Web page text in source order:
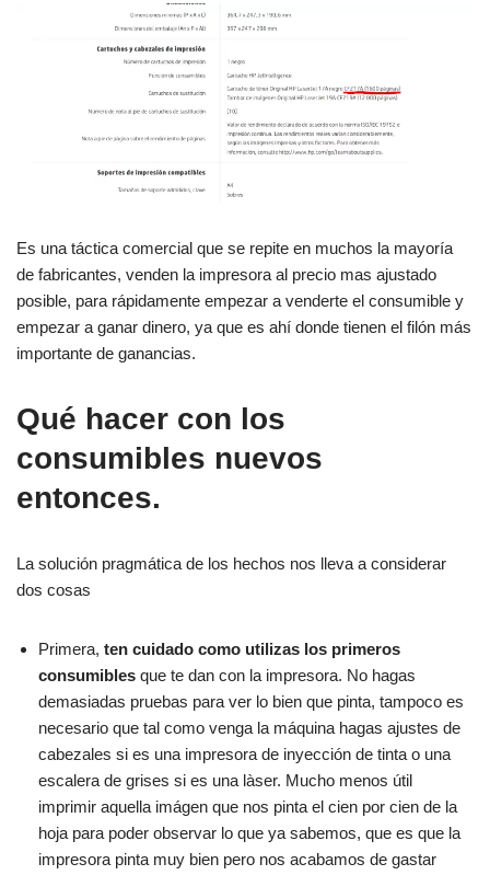
Es una táctica comercial que se repite en muchos la mayoría
de fabricantes, venden la impresora al precio mas ajustado
posible, para rápidamente empezar a venderte el consumible y
empezar a ganar dinero, ya que es ahí donde tienen el filón más
importante de ganancias.
Qué hacer con los
consumibles nuevos
entonces.
La solución pragmática de los hechos nos lleva a considerar
dos cosas
Primera, ten cuidado como utilizas los primeros
consumibles que te dan con la impresora. No hagas
demasiadas pruebas para ver lo bien que pinta, tampoco es
necesario que tal como venga la máquina hagas ajustes de
cabezales si es una impresora de inyección de tinta o una
escalera de grises si es una làser. Mucho menos útil
imprimir aquella imágen que nos pinta el cien por cien de la
hoja para poder observar lo que ya sabemos, que es que la
impresora pinta muy bien pero nos acabamos de gastar